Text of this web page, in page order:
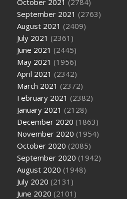
September 2021 (2763)
August 2021 (2409)
July 2021 (2361)
June 2021 (2445)
May 2021 (1956)
April 2021 (2342)
March 2021 (2372)
February 2021 (2382)
January 2021 (2128)
December 2020 (1863)
November 2020 (1954)
October 2020 (2085)
September 2020 (1942)
August 2020 (1948)
July 2020 (2131)
June 2020 (2101)